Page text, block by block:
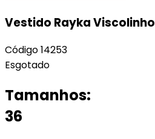
Vestido Rayka Viscolinho
Código14253
Esgotado
Tamanhos:
36